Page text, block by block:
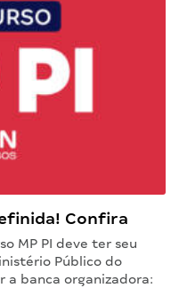
Confira
MP PI deve ter seu
Público do
a banca organizadora: